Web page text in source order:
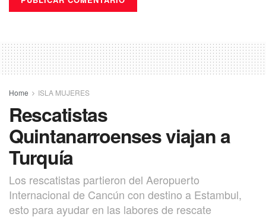
Home ISLA MUJERES
Rescatistas
Quintanarroenses viajan a
Turquía
Los rescatistas partieron del Aeropuerto
Internacional de Cancún con destino a Estambul,
esto para ayudar en las labores de rescate